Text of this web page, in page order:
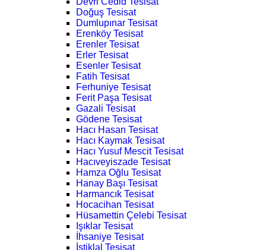
Doğuş Tesisat
Dumlupınar Tesisat
Erenköy Tesisat
Erenler Tesisat
Erler Tesisat
Esenler Tesisat
Fatih Tesisat
Ferhuniye Tesisat
Ferit Paşa Tesisat
Gazali Tesisat
Gödene Tesisat
Hacı Hasan Tesisat
Hacı Kaymak Tesisat
Hacı Yusuf Mescit Tesisat
Hacıveyiszade Tesisat
Hamza Oğlu Tesisat
Hanay Başı Tesisat
Harmancık Tesisat
Hocacihan Tesisat
Hüsamettin Çelebi Tesisat
Işıklar Tesisat
İhsaniye Tesisat
İstiklal Tesisat